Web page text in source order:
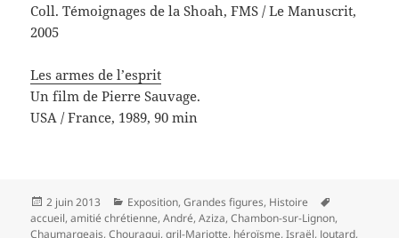
Coll. Témoignages de la Shoah, FMS / Le Manuscrit,
2005
Les armes de l’esprit
Un film de Pierre Sauvage.
USA / France, 1989, 90 min
Publié
le
2 juin 2013 Catégories
Exposition,Grandes figures, Histoire
clés
accueil,amitié chrétienne,André,Aziza,Chambon-sur-Lignon,
Chaumargeais,Chouraqui,gril-Mariotte, héroïsme,Israël, Joutard,